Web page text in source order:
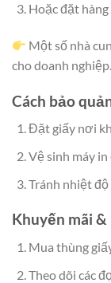
Hoặc đặt
Một số nhà
cho doanh nghiệp.
Cách bảo
Đặt giấy nơi
Vệ sinh máy in
Tránh nhiệt độ
Khuyến mãi
Mua thùng
Theo dõi các